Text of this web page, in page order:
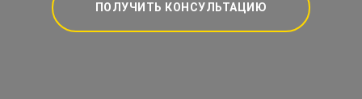
ПОЛУЧИТЬ КОНСУЛЬТАЦИЮ